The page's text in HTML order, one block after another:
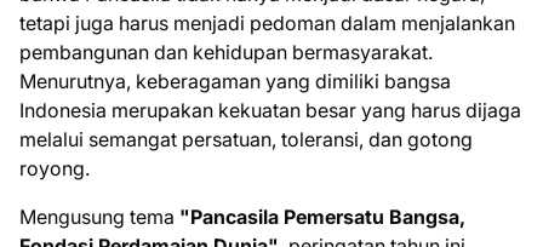
tetapi juga harus menjadi pedoman dalam menjalankan
pembangunan dan kehidupan bermasyarakat.
Menurutnya, keberagaman yang dimiliki bangsa
Indonesia merupakan kekuatan besar yang harus dijaga
melalui semangat persatuan, toleransi, dan gotong
royong.
Mengusung tema "Pancasila Pemersatu Bangsa,